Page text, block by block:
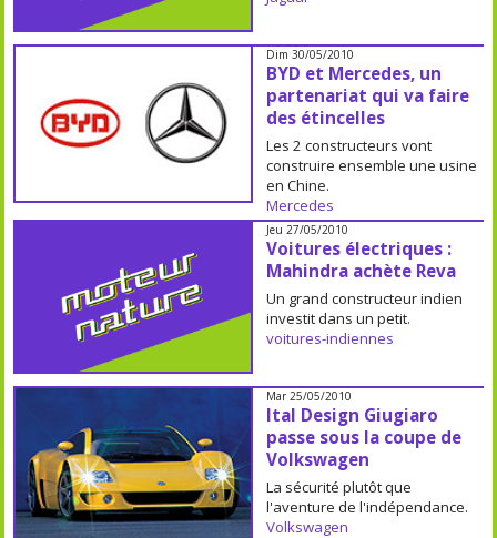
Dim 30/05/2010
BYD et Mercedes, un
partenariat qui va faire
des étincelles
Les 2 constructeurs vont
construire ensemble une usine
en Chine.
Mercedes
Jeu 27/05/2010
Voitures électriques :
Mahindra achète Reva
Un grand constructeur indien
investit dans un petit.
voitures-indiennes
Mar 25/05/2010
Ital Design Giugiaro
passe sous la coupe de
Volkswagen
La sécurité plutôt que
l'aventure de l'indépendance.
Volkswagen